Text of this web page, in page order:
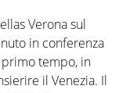
Verona sul
in conferenza
primo tempo, in
il Venezia. Il